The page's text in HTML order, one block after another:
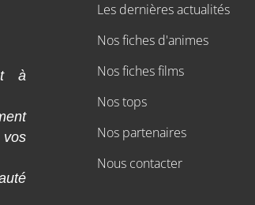
à
Les dernières actualités
Nos fiches d'animes
Nos fiches films
Nos tops
Nos partenaires
Nous contacter